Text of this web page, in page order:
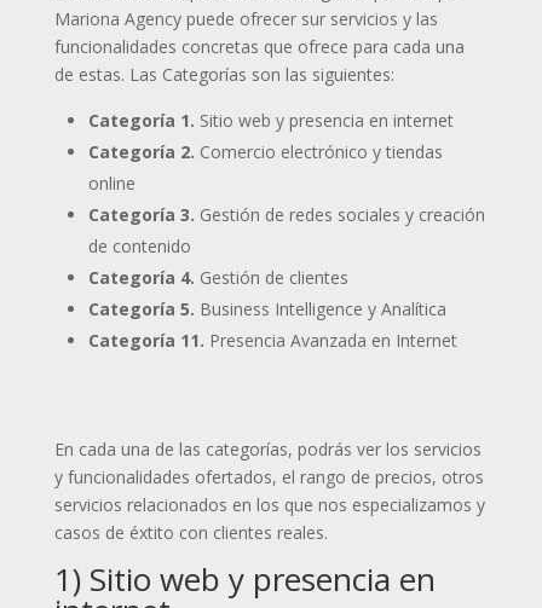
Mariona Agency puede ofrecer sur servicios y las
funcionalidades concretas que ofrece para cada una
de estas. Las Categorías son las siguientes:
Categoría 1. Sitio web y presencia en internet
Categoría 2. Comercio electrónico y tiendas
online
Categoría 3. Gestión de redes sociales y creación
de contenido
Categoría 4. Gestión de clientes
Categoría 5. Business Intelligence y Analítica
Categoría 11. Presencia Avanzada en Internet
En cada una de las categorías, podrás ver los servicios
y funcionalidades ofertados, el rango de precios, otros
servicios relacionados en los que nos especializamos y
casos de éxtito con clientes reales.
1) Sitio web y presencia en